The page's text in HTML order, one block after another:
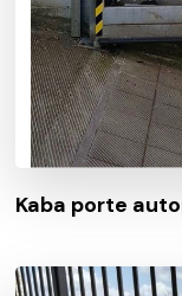
Kaba porte